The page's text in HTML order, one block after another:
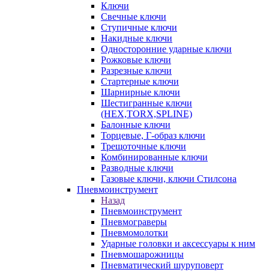
Ключи
Свечные ключи
Ступичные ключи
Накидные ключи
Односторонние ударные ключи
Рожковые ключи
Разрезные ключи
Стартерные ключи
Шарнирные ключи
Шестигранные ключи
(HEX,TORX,SPLINE)
Балонные ключи
Торцевые, Г-образ ключи
Трещоточные ключи
Комбинированные ключи
Разводные ключи
Газовые ключи, ключи Стилсона
Пневмоинструмент
Назад
Пневмоинструмент
Пневмограверы
Пневмомолотки
Ударные головки и аксессуары к ним
Пневмошарожницы
Пневматический шуруповерт